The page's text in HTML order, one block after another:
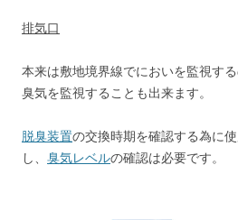
排気口
本来は敷地境界線でにおいを監視す
臭気を監視することも出来ます。
脱臭装置の交換時期を確認する為に
し、 臭気レベルの確認は必要です。